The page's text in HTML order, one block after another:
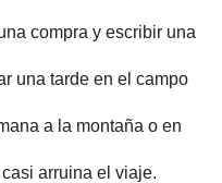
compra y escribir una
una tarde en el campo
a la montaña o en
arruina el viaje.